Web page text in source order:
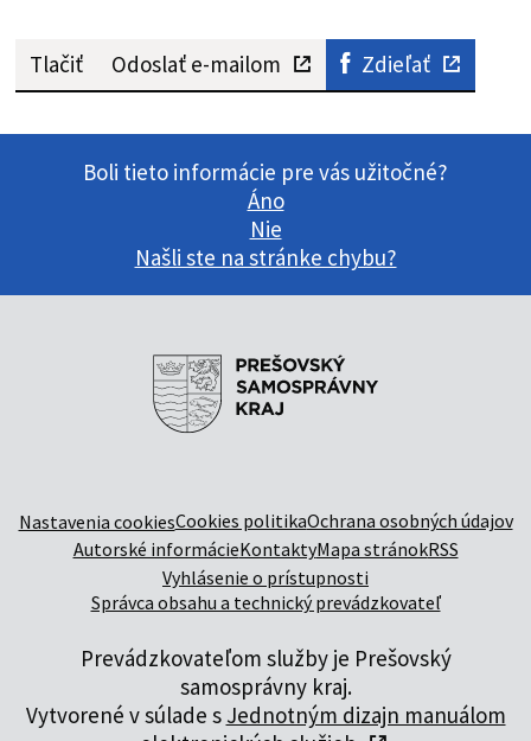
Tlačiť Odoslať e-mailom Zdieľať
Boli tieto informácie pre vás užitočné?
Áno
Nie
Našli ste na stránke chybu?
Nastavenia cookiesCookies politikaOchrana osobných údajov
Autorské informácieKontaktyMapa stránokRSS
Vyhlásenie o prístupnosti
Správca obsahu a technický prevádzkovateľ
Prevádzkovateľom služby je Prešovský
samosprávny kraj.
Vytvorené v súlade s Jednotným dizajn manuálom